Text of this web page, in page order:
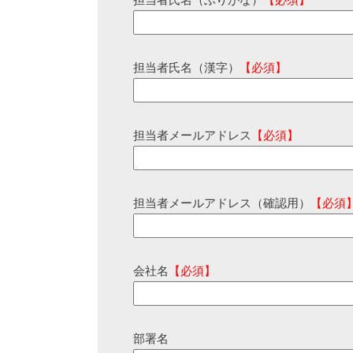
担当者氏名（漢字） 【必須】
担当者メールアドレス 【必須】
担当者メールアドレス（確認用） 【必須
会社名 【必須】
部署名